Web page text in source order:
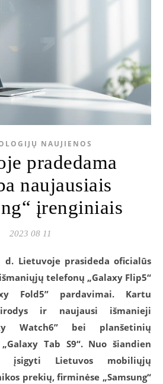
NAUJIENOS
pradedama
naujausiais
įrenginiais
2023 08 11
d. Lietuvoje prasideda oficialūs
išmaniųjų telefonų „Galaxy Flip5“
Fold5” pardavimai. Kartu
ir naujausi išmanieji
Watch6” bei planšetinių
Tab S9“. Nuo šiandien
įsigyti Lietuvos mobiliųjų
prekių, firminėse „Samsung“